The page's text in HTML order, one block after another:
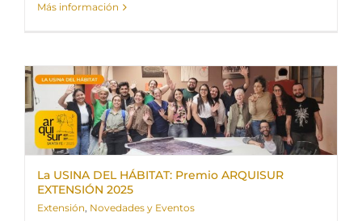
Más información
La USINA DEL HÁBITAT: Premio ARQUISUR
EXTENSIÓN 2025
Extensión, Novedades y Eventos